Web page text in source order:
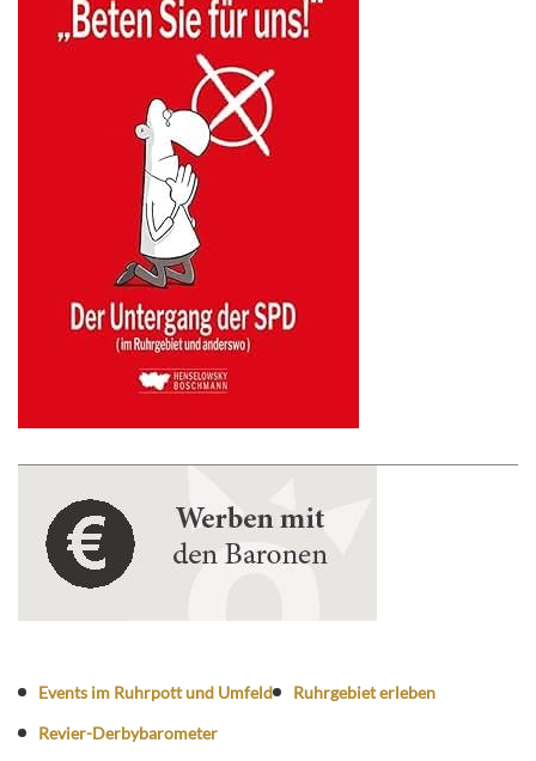
Events im Ruhrpott und Umfeld
Ruhrgebiet erleben
Revier-Derbybarometer